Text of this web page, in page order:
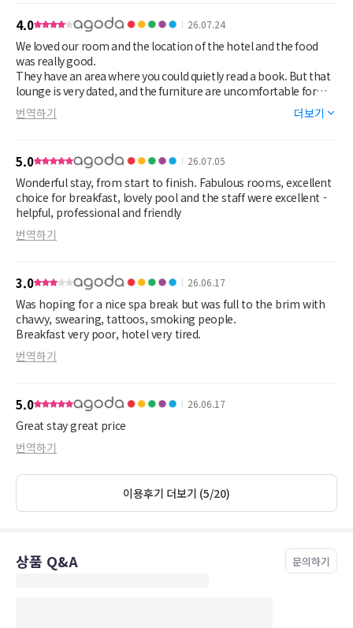
4.0 26.07.24
We loved our room and the location of the hotel and the food
was really good.
They have an area where you could quietly read a book. But that
lounge is very dated, and the furniture are uncomfortable for
lounging and relaxing. More lounging furniture inside and
outside would be great.
번역하기 더보기
5.0 26.07.05
Wonderful stay, from start to finish. Fabulous rooms, excellent
choice for breakfast, lovely pool and the staff were excellent -
helpful, professional and friendly
번역하기
3.0 26.06.17
Was hoping for a nice spa break but was full to the brim with
chavvy, swearing, tattoos, smoking people.
Breakfast very poor, hotel very tired.
번역하기
5.0 26.06.17
Great stay great price
번역하기
이용후기 더보기 (5/20)
상품 Q&A 문의하기